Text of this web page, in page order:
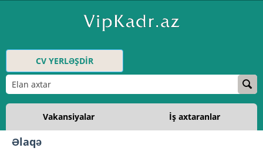
CV YERLƏŞDİR
Vakansiyalar İş axtaranlar
Əlaqə